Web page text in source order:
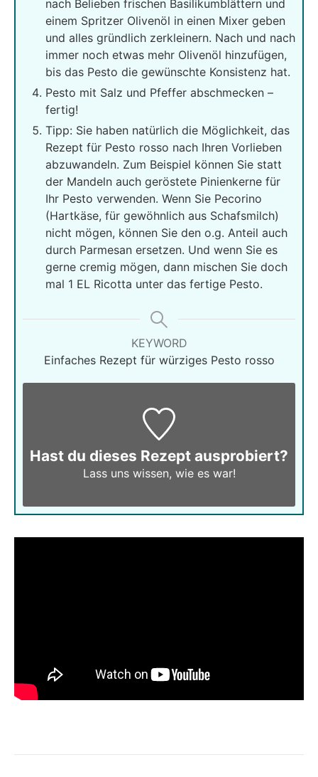
nach Belieben frischen Basilikumblättern und
einem Spritzer Olivenöl in einen Mixer geben
und alles gründlich zerkleinern. Nach und nach
immer noch etwas mehr Olivenöl hinzufügen,
bis das Pesto die gewünschte Konsistenz hat.
Pesto mit Salz und Pfeffer abschmecken –
fertig!
Tipp: Sie haben natürlich die Möglichkeit, das
Rezept für Pesto rosso nach Ihren Vorlieben
abzuwandeln. Zum Beispiel können Sie statt
der Mandeln auch geröstete Pinienkerne für
Ihr Pesto verwenden. Wenn Sie Pecorino
(Hartkäse, für gewöhnlich aus Schafsmilch)
nicht mögen, können Sie den o.g. Anteil auch
durch Parmesan ersetzen. Und wenn Sie es
gerne cremig mögen, dann mischen Sie doch
mal 1 EL Ricotta unter das fertige Pesto.
KEYWORD
Einfaches Rezept für würziges Pesto rosso
Hast du dieses Rezept ausprobiert?
Lass uns wissen, wie es war!